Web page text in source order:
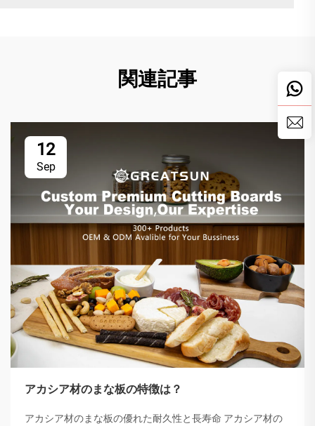
関連記事
12
Sep
アカシア材のまな板の特徴は？
アカシア材のまな板の優れた耐久性と長寿命 アカシア材の